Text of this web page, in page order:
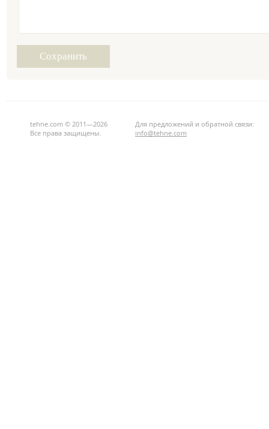
tehne.com © 2011—2026
Все права защищены.
Для предложений и обратной связи:
info@tehne.com